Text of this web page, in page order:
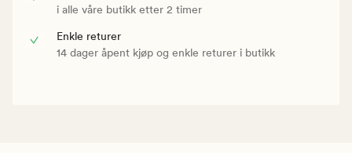
i alle våre butikk etter 2 timer
Enkle returer
14 dager åpent kjøp og enkle returer i butikk